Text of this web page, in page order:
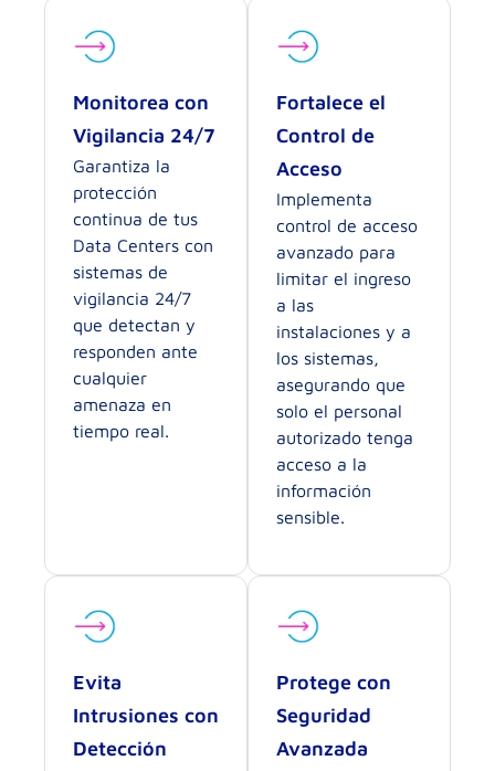
Monitorea con
Vigilancia 24/7
Garantiza la
protección
continua de tus
Data Centers con
sistemas de
vigilancia 24/7
que detectan y
responden ante
cualquier
amenaza en
tiempo real.
Fortalece el
Control de
Acceso
Implementa
control de acceso
avanzado para
limitar el ingreso
a las
instalaciones y a
los sistemas,
asegurando que
solo el personal
autorizado tenga
acceso a la
información
sensible.
Evita
Intrusiones con
Detección
Protege con
Seguridad
Avanzada